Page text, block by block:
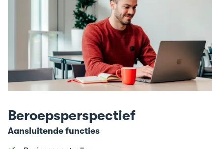
Beroepsperspectief
Aansluitende functies